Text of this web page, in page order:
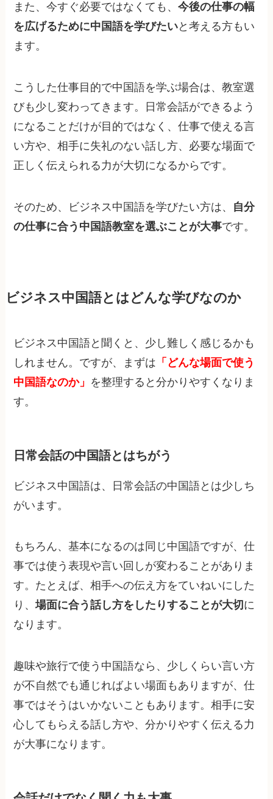
また、今すぐ必要ではなくても、今後の仕事の幅
を広げるために中国語を学びたいと考える方もい
ます。
こうした仕事目的で中国語を学ぶ場合は、教室選
びも少し変わってきます。日常会話ができるよう
になることだけが目的ではなく、仕事で使える言
い方や、相手に失礼のない話し方、必要な場面で
正しく伝えられる力が大切になるからです。
そのため、ビジネス中国語を学びたい方は、 自分
の仕事に合う中国語教室を選ぶことが大事です。
ビジネス中国語とはどんな学びなのか
ビジネス中国語と聞くと、少し難しく感じるかも
しれません。ですが、まずは 「どんな場面で使う
中国語なのか」 を整理すると分かりやすくなりま
す。
日常会話の中国語とはちがう
ビジネス中国語は、日常会話の中国語とは少しち
がいます。
もちろん、基本になるのは同じ中国語ですが、仕
事では使う表現や言い回しが変わることがありま
す。たとえば、相手への伝え方をていねいにした
り、場面に合う話し方をしたりすることが大切 に
なります。
趣味や旅行で使う中国語なら、少しくらい言い方
が不自然でも通じればよい場面もありますが、仕
事ではそうはいかないこともあります。相手に安
心してもらえる話し方や、分かりやすく伝える力
が大事になります。